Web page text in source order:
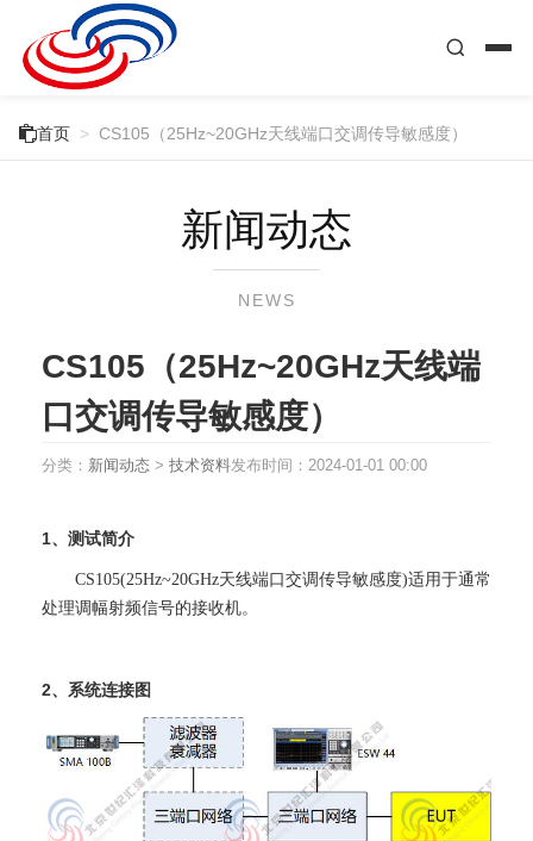
首页 > CS105（25Hz~20GHz天线端口交调传导敏感度）
新闻动态
NEWS
CS105（25Hz~20GHz天线端
口交调传导敏感度）
分类： 新闻动态 > 技术资料发布时间： 2024-01-01 00:00
1、测试简介
CS105(25Hz~20GHz天线端口交调传导敏感度)适用于通常
处理调幅射频信号的接收机。
2、系统连接图